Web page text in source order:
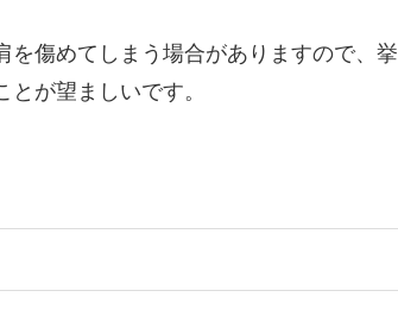
傷めてしまう場合がありますので、挙
が望ましいです。